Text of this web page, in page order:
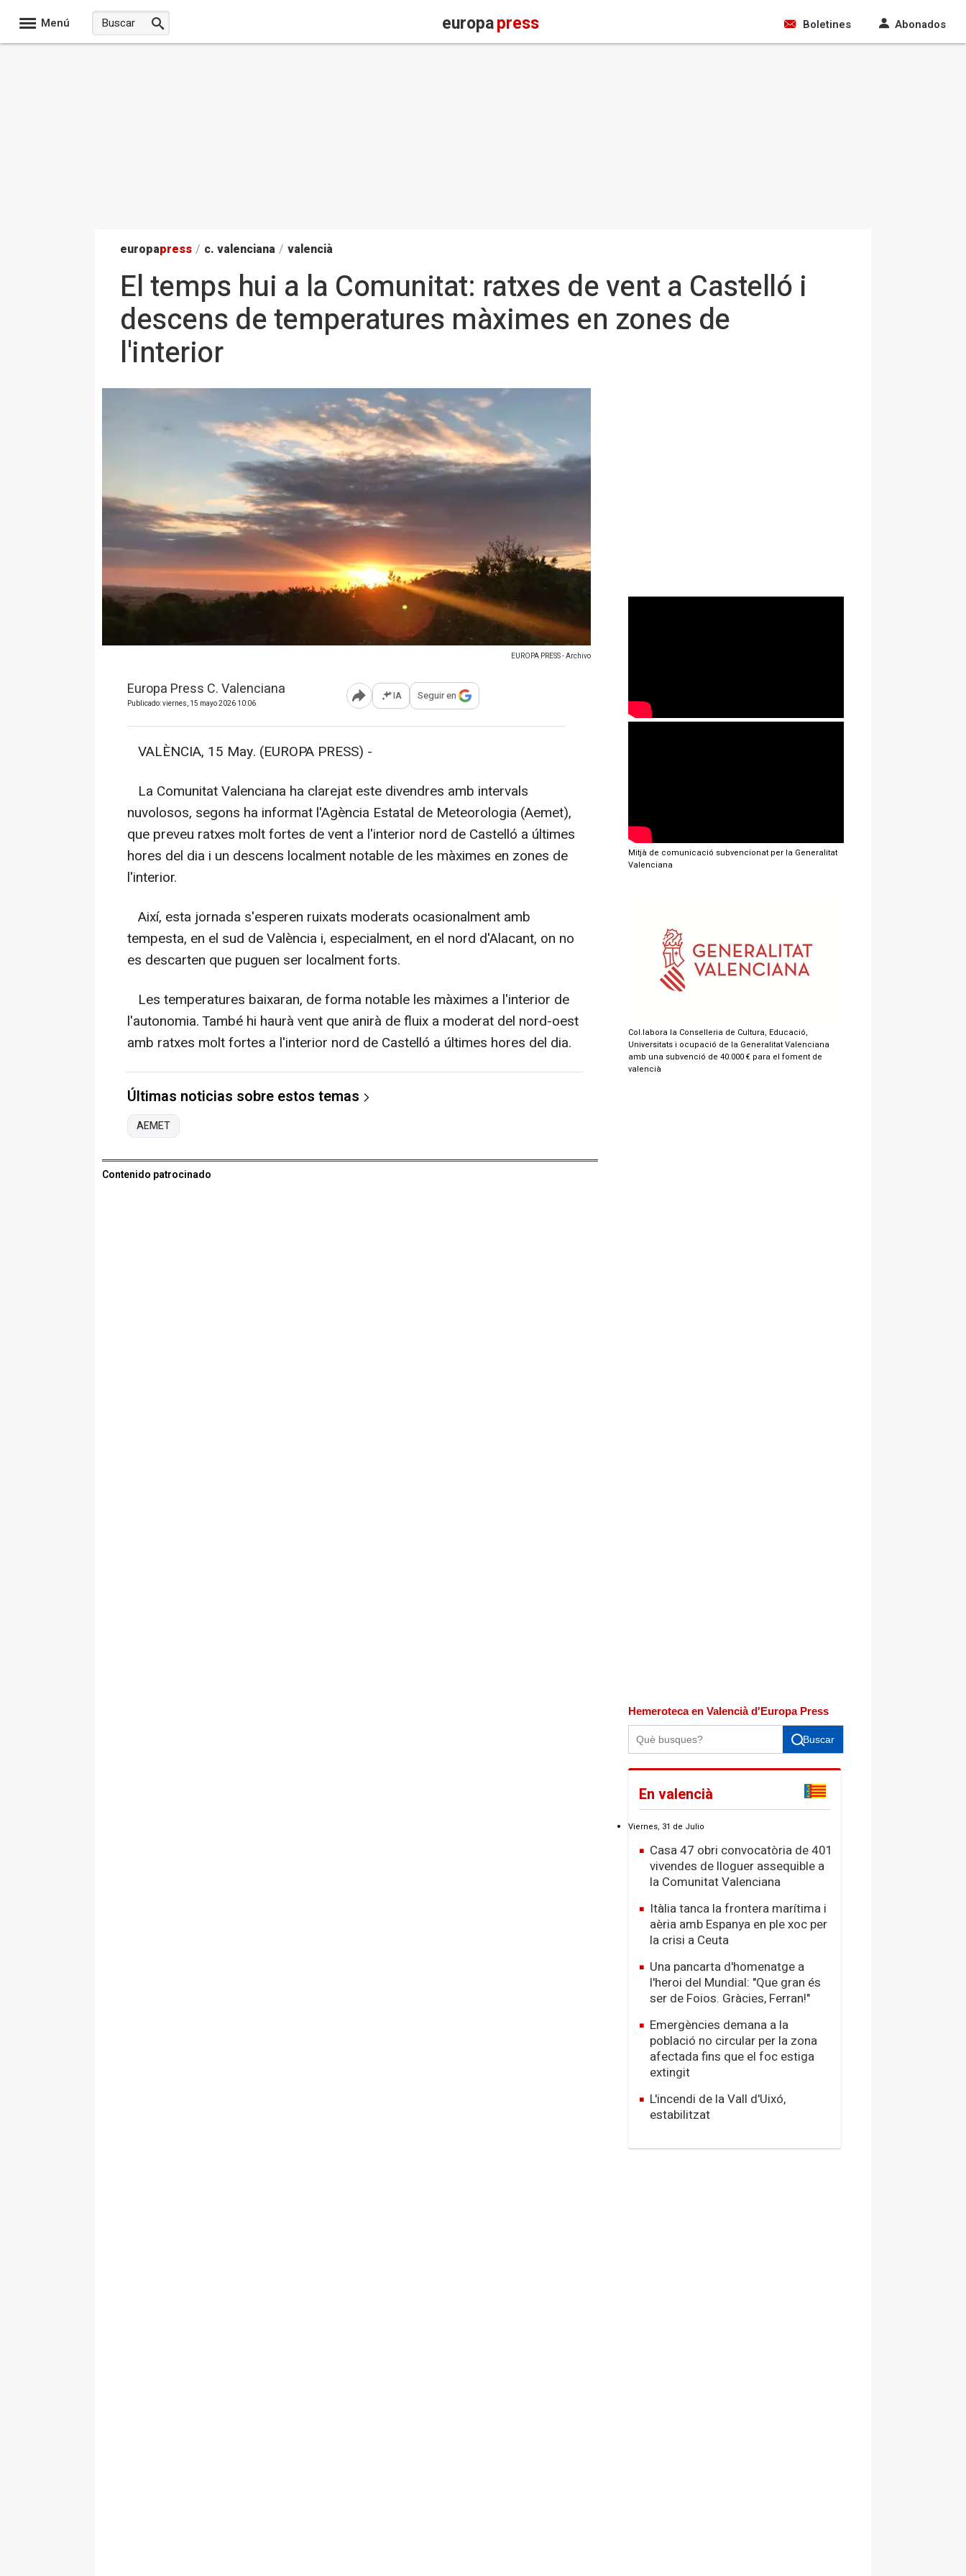
Menú europapress Boletines Abonados
europapress / c. valenciana / valencià
El temps hui a la Comunitat: ratxes de vent a Castelló i
descens de temperatures màximes en zones de
l'interior
EUROPA PRESS - Archivo
Europa Press C. Valenciana
Publicado: viernes, 15 mayo 2026 10:06 Abrir opciones para compartir
IA Seguir en
VALÈNCIA, 15 May. (EUROPA PRESS) -
La Comunitat Valenciana ha clarejat este divendres amb intervals
nuvolosos, segons ha informat l'Agència Estatal de Meteorologia (Aemet),
que preveu ratxes molt fortes de vent a l'interior nord de Castelló a últimes
hores del dia i un descens localment notable de les màximes en zones de
l'interior.
Així, esta jornada s'esperen ruixats moderats ocasionalment amb
tempesta, en el sud de València i, especialment, en el nord d'Alacant, on no
es descarten que puguen ser localment forts.
Les temperatures baixaran, de forma notable les màximes a l'interior de
l'autonomia. També hi haurà vent que anirà de fluix a moderat del nord-oest
amb ratxes molt fortes a l'interior nord de Castelló a últimes hores del dia.
Últimas noticias sobre estos temas
AEMET
Contenido patrocinado
Mitjà de comunicació subvencionat per la Generalitat
Valenciana
Col.labora la Conselleria de Cultura, Educació,
Universitats i ocupació de la Generalitat Valenciana
amb una subvenció de 40.000 € para el foment de
valencià
Hemeroteca en Valencià d'Europa Press
Buscar
En valencià
Viernes, 31 de Julio
Casa 47 obri convocatòria de 401
vivendes de lloguer assequible a
la Comunitat Valenciana
Itàlia tanca la frontera marítima i
aèria amb Espanya en ple xoc per
la crisi a Ceuta
Una pancarta d'homenatge a
l'heroi del Mundial: "Que gran és
ser de Foios. Gràcies, Ferran!"
Emergències demana a la
població no circular per la zona
afectada fins que el foc estiga
extingit
L'incendi de la Vall d'Uixó,
estabilitzat